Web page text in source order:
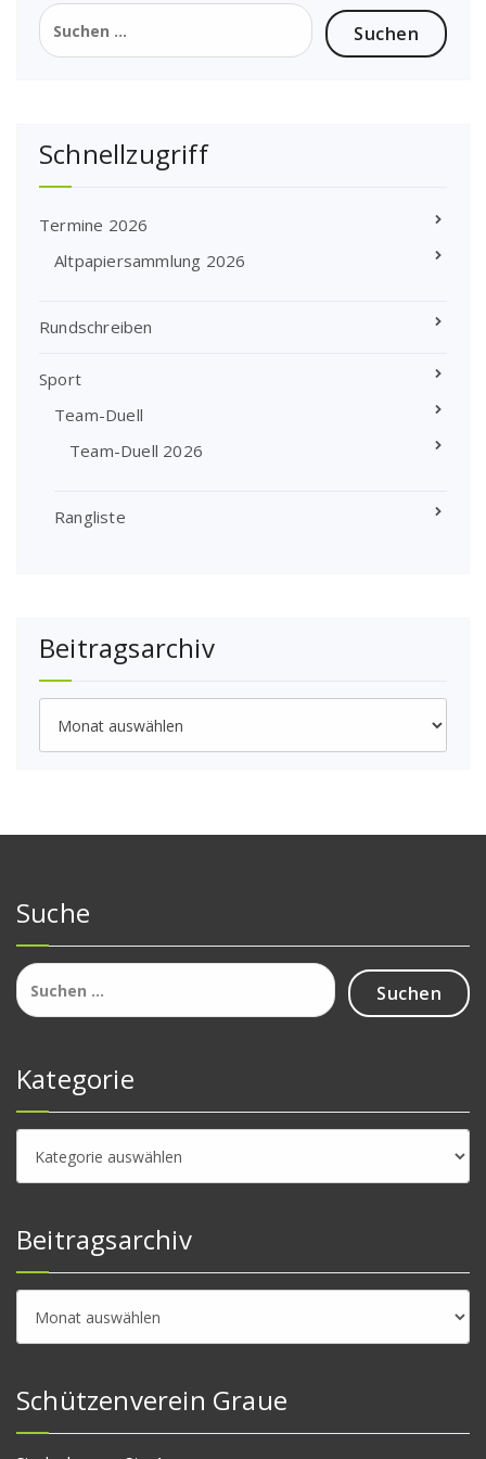
Suchen
nach:
Schnellzugriff
Termine 2026
Altpapiersammlung 2026
Rundschreiben
Sport
Team-Duell
Team-Duell 2026
Rangliste
Beitragsarchiv
Suche
Suchen
nach:
Kategorie
Kategorie
Beitragsarchiv
Beitragsarchiv
Schützenverein Graue